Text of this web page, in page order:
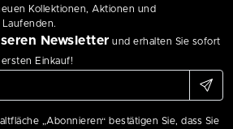
Kollektionen, Aktionen und
Newsletter und erhalten Sie sofort
Einkauf!
„Abonnieren“ bestätigen Sie, dass Sie